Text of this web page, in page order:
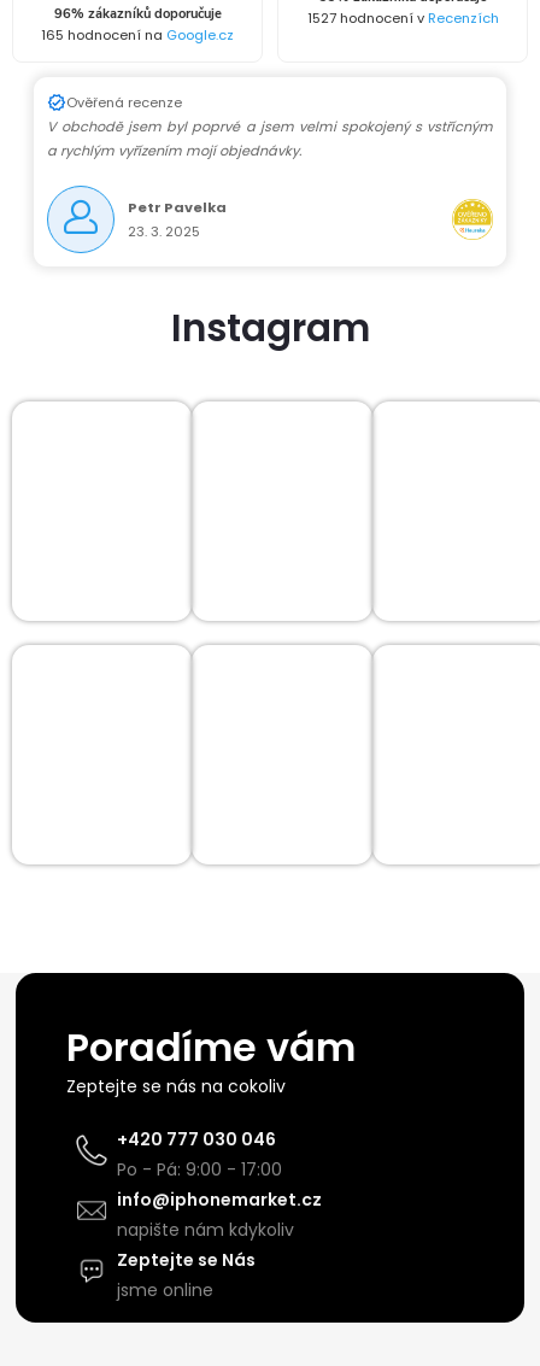
96% zákazníků doporučuje
165 hodnocení na Google.cz
1527 hodnocení vRecenzích
Ověřená recenze
V obchodě jsem byl poprvé a jsem velmi spokojený s vstřícným
a rychlým vyřízením mojí objednávky.
Petr Pavelka
23. 3. 2025
Instagram
Poradíme vám
Zeptejte se nás na cokoliv
+420 777 030 046
Po - Pá: 9:00 - 17:00
info@iphonemarket.cz
napište nám kdykoliv
Zeptejte se Nás
jsme online